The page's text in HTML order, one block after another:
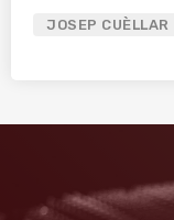
JOSEP CUÈLLAR